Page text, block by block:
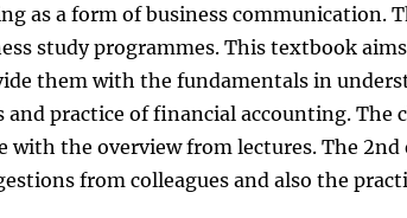
as a form of business communication.
study programmes. This textbook
them with the fundamentals in
and practice of financial accounting. The
with the overview from lectures. The
from colleagues and also the